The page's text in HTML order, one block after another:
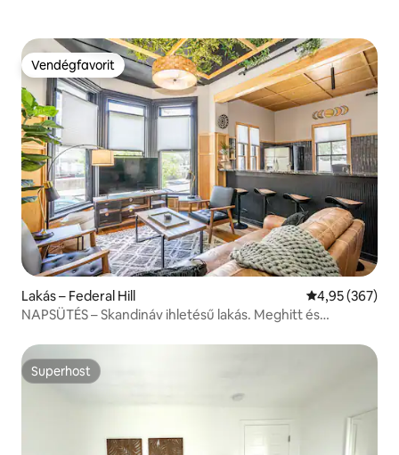
Vendégfavorit
Vendégfavorit
Lakás – Federal Hill Átlagos
4,95 (367)
NAPSÜTÉS – Skandináv ihletésű lakás. Meghitt és
Superhost
Superhost